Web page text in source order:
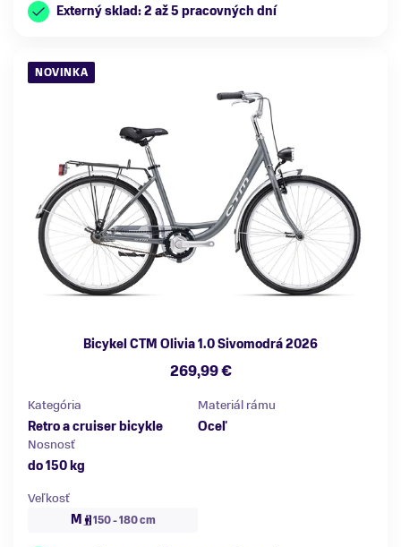
Externý sklad: 2 až 5 pracovných dní
NOVINKA
Bicykel CTM Olivia 1.0 Sivomodrá 2026
269,99 €
Kategória
Retro a cruiser bicykle
Materiál rámu
Oceľ
Nosnosť
do 150 kg
Veľkosť
M
150 - 180 cm